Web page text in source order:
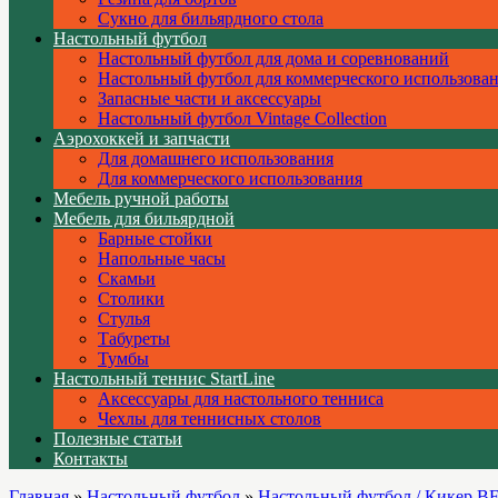
Сукно для бильярдного стола
Настольный футбол
Настольный футбол для дома и соревнований
Настольный футбол для коммерческого
Запасные части и аксессуары
Настольный футбол Vintage Collection
Аэрохоккей и запчасти
Для домашнего использования
Для коммерческого использования
Мебель ручной работы
Мебель для бильярдной
Барные стойки
Напольные часы
Скамьи
Столики
Стулья
Табуреты
Тумбы
Настольный теннис StartLine
Аксессуары для настольного тенниса
Чехлы для теннисных столов
Полезные статьи
Контакты